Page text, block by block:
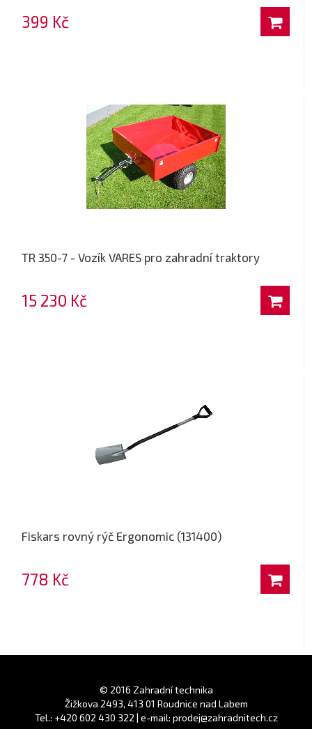
399 Kč
TR 350-7 - Vozík VARES pro zahradní traktory
15 230 Kč
Fiskars rovný rýč Ergonomic (131400)
778 Kč
© 2016 Zahradní technika
Žižkova 2493, 413 01 Roudnice nad Labem
Tel.: +420 602 430 322 | e-mail: prodej@zahradnitech.cz